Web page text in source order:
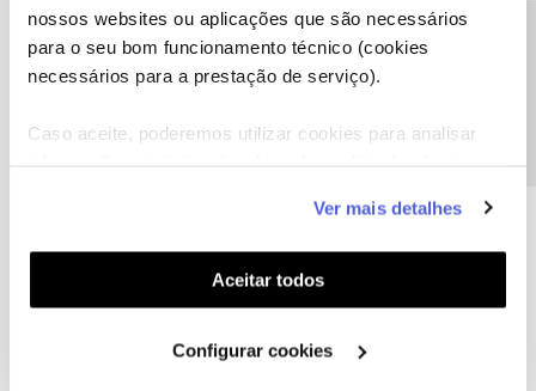
nossos websites ou aplicações que são necessários
para o seu bom funcionamento técnico (cookies
necessários para a prestação de serviço).
Caso aceite, poderemos utilizar cookies para analisar
funcionalidades (cookies de personalização e
funcionalidade) e adaptar anúncios aos seus interesses
(cookies de publicidade personalizada). Pode gerir a
utilização dos cookies clicando em "Configurar
Ver mais detalhes
Aceitar todos
Configurar cookies
Descubra as novidades de junho
Hall of Fame de junho